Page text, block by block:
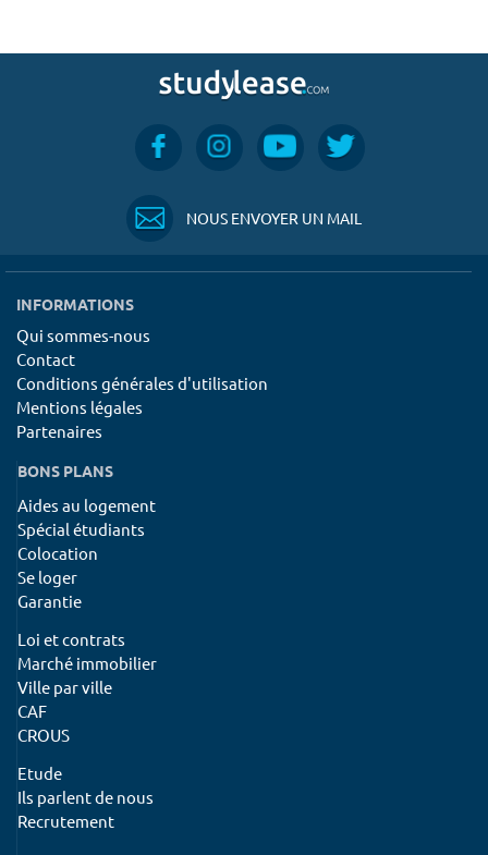
NOUS ENVOYER UN MAIL
INFORMATIONS
Qui sommes-nous
Contact
Conditions générales d'utilisation
Mentions légales
Partenaires
BONS PLANS
Aides au logement
Spécial étudiants
Colocation
Se loger
Garantie
Loi et contrats
Marché immobilier
Ville par ville
CAF
CROUS
Etude
Ils parlent de nous
Recrutement